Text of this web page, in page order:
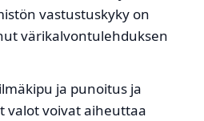
vastustuskyky on
värikalvontulehduksen
ja punoitus ja
valot voivat aiheuttaa